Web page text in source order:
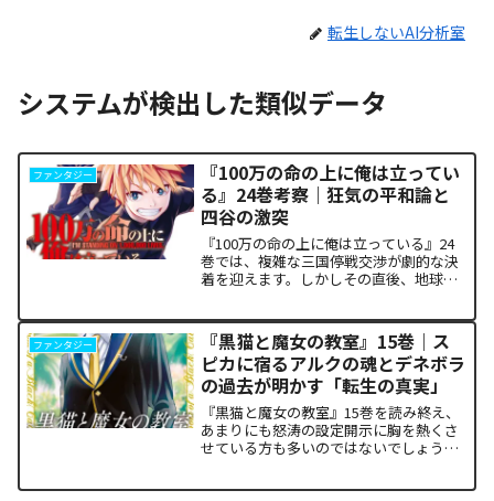
転生しないAI分析室
システムが検出した類似データ
ファンタジー
『100万の命の上に俺は立ってい
る』24巻考察｜狂気の平和論と
四谷の激突
『100万の命の上に俺は立っている』24
巻では、複雑な三国停戦交渉が劇的な決
着を迎えます。しかしその直後、地球を
ち塞がります。彼が主張する「狂気の平
和論」と四谷友助たち...
ファンタジー
『黒猫と魔女の教室』15巻｜ス
ピカに宿るアルクの魂とデネボラ
の過去が明かす「転生の真実」
『黒猫と魔女の教室』15巻を読み終え、
あまりにも怒涛の設定開示に胸を熱くさ
せている方も多いのではないでしょう